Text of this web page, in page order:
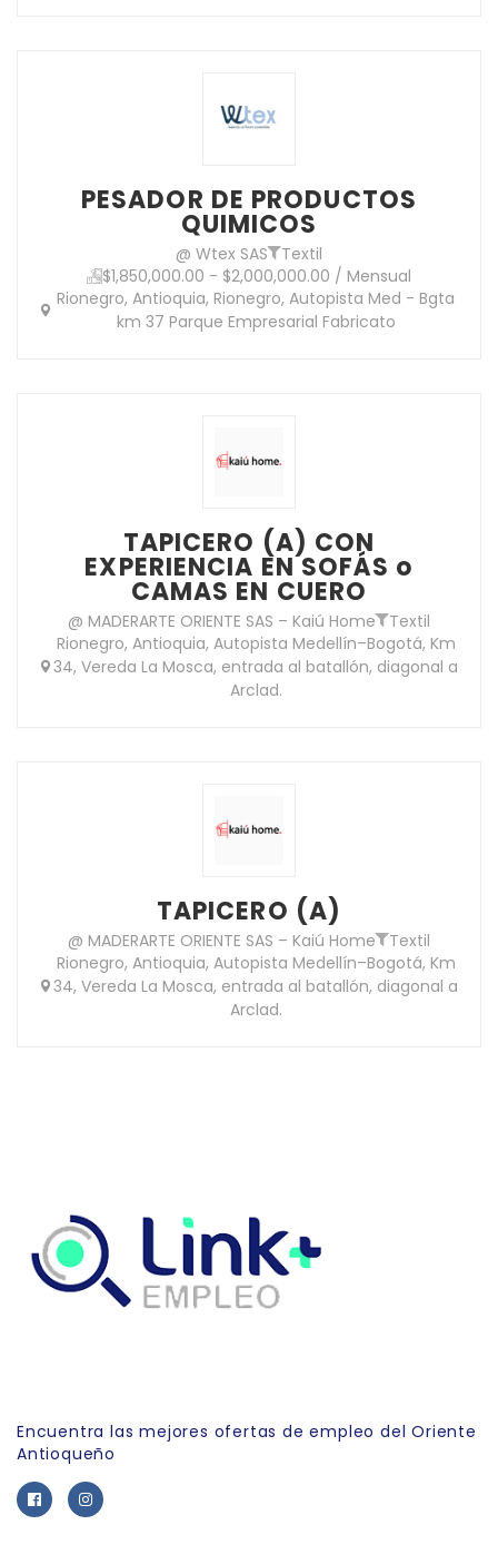
PESADOR DE PRODUCTOS
QUIMICOS
@ Wtex SAS
Textil
$1,850,000.00 - $2,000,000.00 / Mensual
Rionegro, Antioquia, Rionegro, Autopista Med - Bgta
km 37 Parque Empresarial Fabricato
TAPICERO (A) CON
EXPERIENCIA EN SOFÁS o
CAMAS EN CUERO
@ MADERARTE ORIENTE SAS – Kaiú Home
Textil
Rionegro, Antioquia, Autopista Medellín–Bogotá, Km
34, Vereda La Mosca, entrada al batallón, diagonal a
Arclad.
TAPICERO (A)
@ MADERARTE ORIENTE SAS – Kaiú Home
Textil
Rionegro, Antioquia, Autopista Medellín–Bogotá, Km
34, Vereda La Mosca, entrada al batallón, diagonal a
Arclad.
Encuentra las mejores ofertas de empleo del Oriente
Antioqueño